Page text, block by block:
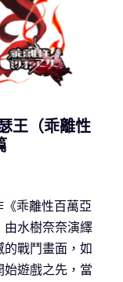
王（乖離性
乖離性百萬亞
由水樹奈奈演繹
戰鬥畫面，如
始遊戲之先，當